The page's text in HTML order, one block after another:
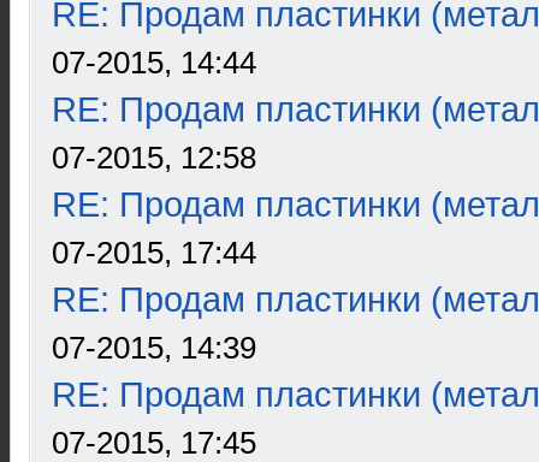
RE: Продам пластинки
07-2015, 14:44
RE: Продам пластинки
07-2015, 12:58
RE: Продам пластинки
07-2015, 17:44
RE: Продам пластинки
07-2015, 14:39
RE: Продам пластинки
07-2015, 17:45